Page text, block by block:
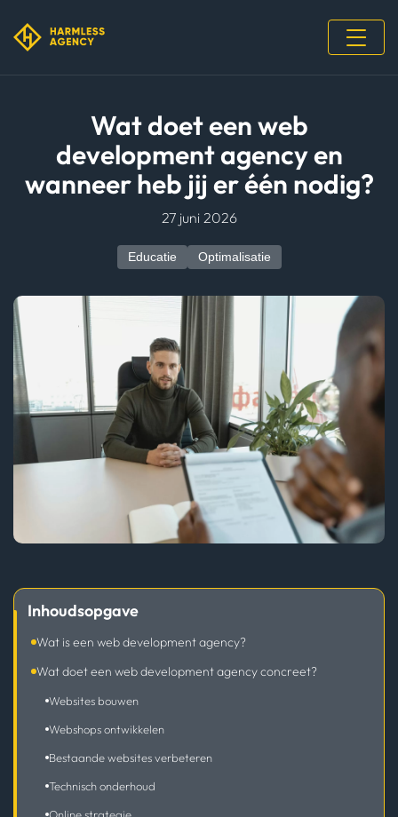
Wat doet een web
development agency en
wanneer heb jij er één nodig?
27 juni 2026
Educatie Optimalisatie
Inhoudsopgave
Wat is een web development agency?
Wat doet een web development agency concreet?
Websites bouwen
Webshops ontwikkelen
Bestaande websites verbeteren
Technisch onderhoud
Online strategie